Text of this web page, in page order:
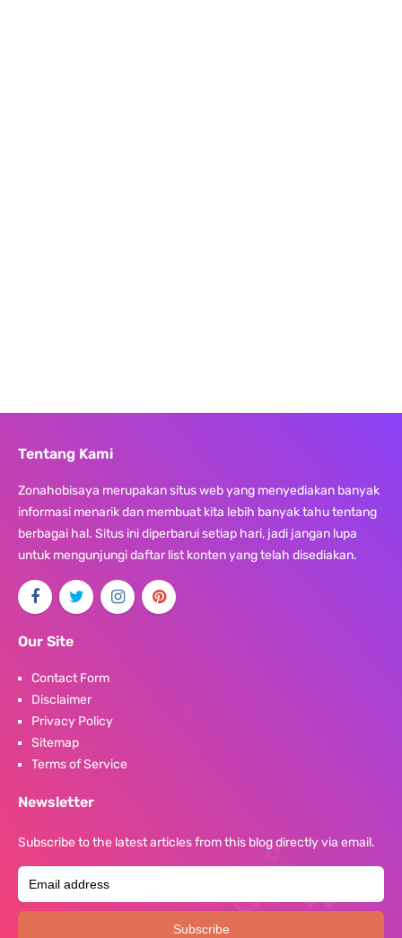
Tentang Kami
Zonahobisaya merupakan situs web yang menyediakan banyak
informasi menarik dan membuat kita lebih banyak tahu tentang
berbagai hal. Situs ini diperbarui setiap hari, jadi jangan lupa
untuk mengunjungi daftar list konten yang telah disediakan.
Our Site
Contact Form
Disclaimer
Privacy Policy
Sitemap
Terms of Service
Newsletter
Subscribe to the latest articles from this blog directly via email.